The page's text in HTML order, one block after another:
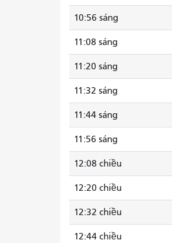
10:56 sáng
11:08 sáng
11:20 sáng
11:32 sáng
11:44 sáng
11:56 sáng
12:08 chiều
12:20 chiều
12:32 chiều
12:44 chiều